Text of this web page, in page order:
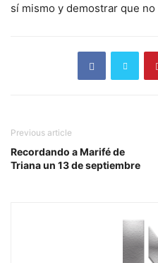
sí mismo y demostrar que
Previous article
Recordando a Marifé de
Triana un 13 de septiembre